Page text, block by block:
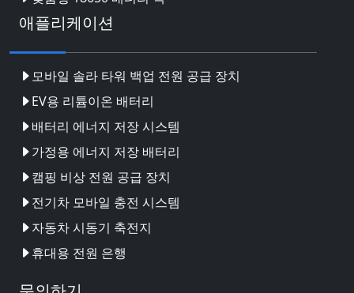
애플리케이션
모바일 솔라 타워 백업 전원 공급 장치
EV용 리튬이온 배터리
배터리 에너지 저장 시스템
가정용 에너지 저장 배터리
캠핑 비상 전원 공급 장치
전기차 모바일 충전 시스템
자동차 시동기 축전지
휴대용 전원 은행